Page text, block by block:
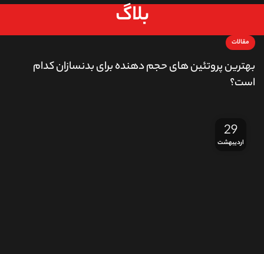
بلاگ
مقالات
بهترین پروتئین های حجم دهنده برای بدنسازان کدام
است؟
29
اردیبهشت